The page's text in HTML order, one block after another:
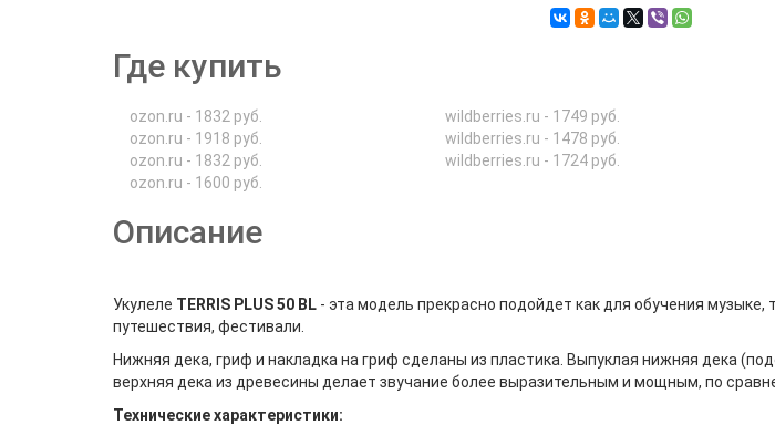
Где купить
ozon.ru - 1832 руб.
ozon.ru - 1918 руб.
ozon.ru - 1832 руб.
ozon.ru - 1600 руб.
wildberries.ru - 1749 руб.
wildberries.ru - 1478 руб.
wildberries.ru - 1724 руб.
Описание
Укулеле TERRIS PLUS 50 BL - эта модель прекрасно подойдет как для обучения
путешествия, фестивали.
Нижняя дека, гриф и накладка на гриф сделаны из пластика. Выпуклая нижняя дека
верхняя дека из древесины делает звучание более выразительным и мощным, по
Технические характеристики: